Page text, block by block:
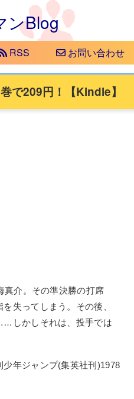
RSS お問い合わせ
で209円！【Kindle】
真介。その準決勝の打席
失ってしまう。その後、
しかしそれは、投手では
年ジャンプ(集英社刊)1978